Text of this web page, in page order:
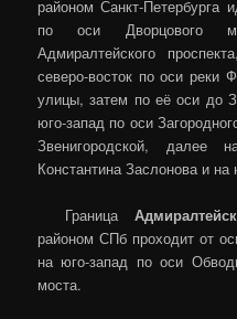
районом Санкт-
по оси Дворцового
Адмиралтейского
северо-восток по оси реки
улицы, затем по её оси до
юго-запад по оси
Звенигородской,
Константина Заслонова и
Граница
районом СПб проходит от
на юго-запад по оси
моста.